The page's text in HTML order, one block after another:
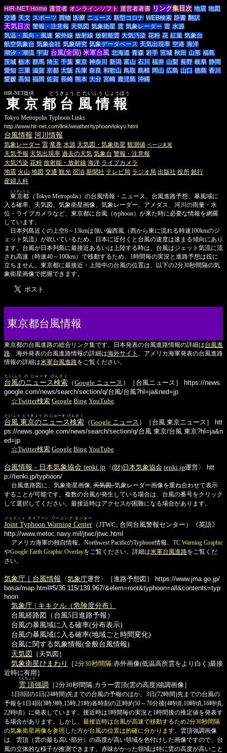
HIR-NET Home 運営者 オンラインソフト 運営者著書 リンク集目次 地震 地図
交通 天文 スポーツ 買物 医療 ニュース 新型コロナ WEB検索 辞書 翻訳
天気目次 警報・注意報 天気図 気象衛星 雲 気象レーダー 雷 水源
気温・風向・風速 紫外線 放射線 放射能雲 大気汚染 花粉 花 紅葉 気象台
航空気象台 気象会社 気象研究 気象データベース 天気出現率 空港 海洋
潮汐・潮流 宇宙 台風(全国) 米軍台風 北海道 青森 岩手 宮城 秋田 山形 福島
茨城 栃木 群馬 埼玉 千葉 東京 神奈川 新潟 富山 石川 福井 山梨 長野 岐阜 静岡
愛知 三重 滋賀 京都 大阪 兵庫 奈良 和歌山 鳥取 島根 岡山 広島 山口 徳島 香川
愛媛 高知 福岡 佐賀 長崎 熊本 大分 宮崎 鹿児島 沖縄
東京都台風情報
HIR-NET提供 とうきょう と たいふう じょうほう
Tokyo Metropolis Typhoon Links
http://www.hir-net.com/link/weather/typhoon/tokyo.html
台風情報 河川情報
気象レーダー 雷 竜巻 水源 天気図・気象衛星 観測値 ページ末尾
天気予報 天気出現率 過去の天気 気象台 警報・注意報
大気汚染 花粉 放射能・放射線 海洋 ライブカメラ
地震 火山 地図 交通 観光 宿泊 新聞社 テレビ局 ラジオ局 出版社 役所 銀行
産婦人科
東京都
とうきょう と
（Tokyo Metropolis）の台風情報・ニュース、台風進路予想、暴風域に
入る確率、天気図、気象衛星画像、気象レーダー、アメダス、河川の雨量・水
位・ライブカメラなど、東京都に台風（typhoon）が来た時に必要な情報を網羅
しています。
日本列島近くの上空8～13kmは強い偏西風（西から東に流れる時速100kmのジ
ェット気流）が吹いているため、日本に近付くと台風の速度は速まる傾向にあり
ます。台風が日本列島に最接近あるいは上陸する時は、台風はジェット気流に流
され高速（時速40～100km）で移動するため、1時間毎の実況と進路予想は役に
立ちません。東京都に最接近・上陸中の台風の位置は、以下の2分30秒間隔の気
象衛星画像で把握できます。
東京都台風情報
東京都の台風進路の総合リンク集です。日本発表の台風進路情報の詳細は台風進
路 、海外発表の台風進路情報の詳細は海外サイト
、アメリカ海軍発表の台風進路
情報の詳細は米軍台風進路をご覧ください。
台風のニュース検索
たいふう の にゅーす けんさく
（Google ニュース ）［台風ニュース］
google.com/news/search/section/q/台風/台風?hl=ja&ned=jp
☆Twitter検索 Google Bing YouTube
台風 東京のニュース検索
たいふう とうきょう の にゅーす けんさく
（Google ニュース ）［台風 東京ニュース］
ps://news.google.com/news/search/section/q/台風 東京/台風 東京?hl=ja&n
ed=jp
☆Twitter検索 Google Bing YouTube
台風情報 - 日本気象協会 tenki.jp 〈(財)日本気象協会 tenki.jp運営〉
htt
p://tenki.jp/typhoon/
台風進路図に、気象衛星画像, 天気図,気象レーダー画像を重ね合わせて表示
することが可能です。複数の台風が発生している場合は、台風の番号をクリック
して選択してください。最接近時はアクセスが困難になる場合があります。
Joint Typhoon Warning Center
ジョイント タイフーン ワーニング センター
（JTWC; 合同台風警報センター）《英語》
http://www.metoc.navy.mil/jtwc/jtwc.html
アメリカ海軍の独自情報。Northwest PacificのTyphoon情報、 TC Warning Graphic
やGoogle Earth Graphic Overlayをご覧ください。詳細は米軍台風進路をご覧くだ
さい。
気象庁｜台風情報 〈気象庁運営〉［進路予想図］
https://www.jma.go.jp/
bosai/map.html#5/36.115/139.967/&elem=root&typhoon=all&contents=typ
hoon
気象庁 | キキクル（危険度分布）
台風経路図（台風5日進路予報）
台風の暴風域に入る確率(分布表示)
台風の暴風域に入る確率(地域ごと時間変化)
台風に関する気象情報(全般台風情報)
天気図
［天気図］
気象衛星ひまわり ［2分30秒間隔:赤外画像(低温高所雲をより白く)最接
近時に有用］
雲頂
うんちょう
強調
［2分30秒間隔:カラー雲頂(雲の高度)強調画像］
1日8回の1日(24時間)先までの台風の予報のほか、3日(72時間)先までの台風の
予報を1日4回(3時,9時,15時,21時)各時刻の正時約50～70分後(4時頃,10時頃,16時頃,
22時頃）に発表しています。接近時は1時間毎の実況と1時間後の推定値を発表す
る場合があります。しかし、 最接近時は台風が高速で移動するため2分30秒間隔
の気象衛星画像を参照した方が台風の位置は的確に分かります。 雲頂強調画像
は、雲頂（雲の最も高い部分）の高度が高い領域を色付けした画像ですので、台
風の立体的な様子が推測できます。赤味がかった領域は特に雲の高度が高いこと